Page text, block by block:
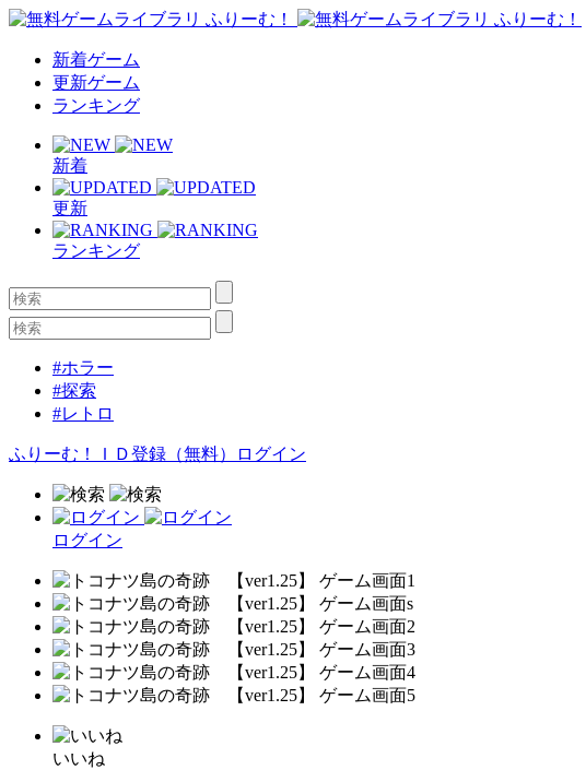
新着ゲーム
更新ゲーム
ランキング
新着
更新
ランキング
#ホラー
#探索
#レトロ
ふりーむ！ＩＤ登録（無料） ログイン
ログイン
いいね